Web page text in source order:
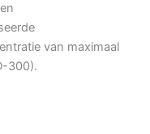
van maximaal
300).